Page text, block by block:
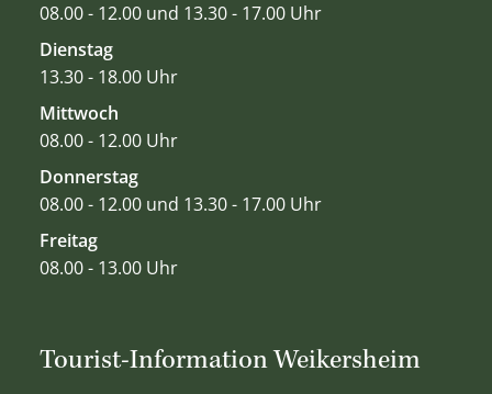
08.00 - 12.00 und 13.30 - 17.00 Uhr
Dienstag
13.30 - 18.00 Uhr
Mittwoch
08.00 - 12.00 Uhr
Donnerstag
08.00 - 12.00 und 13.30 - 17.00 Uhr
Freitag
08.00 - 13.00 Uhr
Tourist-Information Weikersheim